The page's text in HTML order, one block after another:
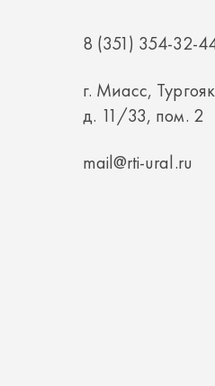
д. 11/33, пом. 2
mail@rti-ural.ru